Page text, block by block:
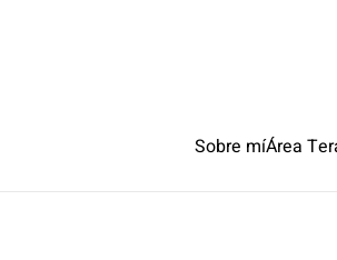
Sobre míÁrea